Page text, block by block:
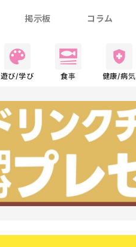
掲示板 コラム
遊び/学び 食事 健康/病気